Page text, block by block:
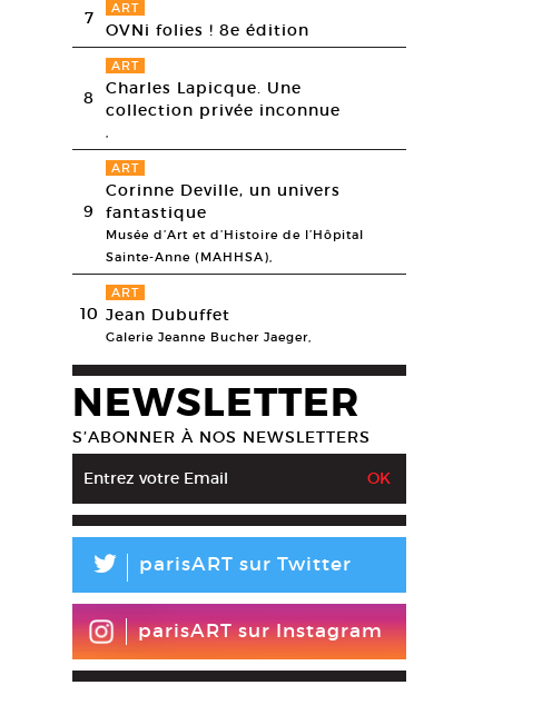
7 ART
OVNi folies ! 8e édition
8
ART
Charles Lapicque. Une
collection privée inconnue
,
9
ART
Corinne Deville, un univers
fantastique
Musée d’Art et d’Histoire de l’Hôpital
Sainte-Anne (MAHHSA),
10
ART
Jean Dubuffet
Galerie Jeanne Bucher Jaeger,
NEWSLETTER
S’ABONNER À NOS NEWSLETTERS
L parisART sur Twitter
parisART sur Instagram